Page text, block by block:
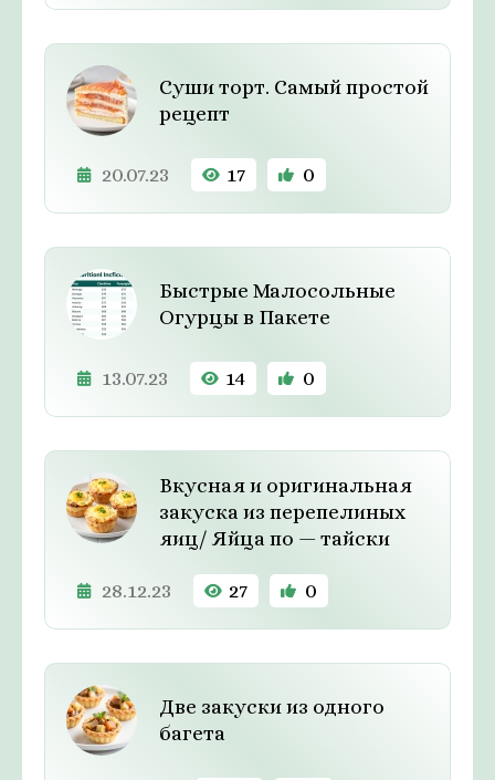
Суши торт. Самый простой
рецепт
20.07.23 17 0
Быстрые Малосольные
Огурцы в Пакете
13.07.23 14 0
Вкусная и оригинальная
закуска из перепелиных
яиц/ Яйца по — тайски
28.12.23 27 0
Две закуски из одного
багета